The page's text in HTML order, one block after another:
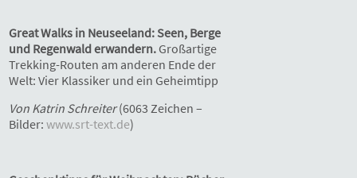
Great Walks in Neuseeland: Seen, Berge
und Regenwald erwandern. Großartige
Trekking-Routen am anderen Ende der
Welt: Vier Klassiker und ein Geheimtipp
Von Katrin Schreiter(6063 Zeichen –
Bilder: www.srt-text.de)